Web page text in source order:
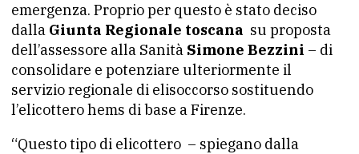
emergenza. Proprio per questo è stato deciso
dalla Giunta Regionale toscana su proposta
dell’assessore alla Sanità Simone Bezzini – di
consolidare e potenziare ulteriormente il
servizio regionale di elisoccorso sostituendo
l’elicottero hems di base a Firenze.
“Questo tipo di elicottero – spiegano dalla